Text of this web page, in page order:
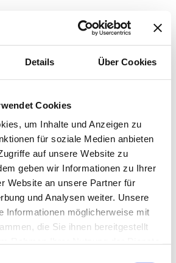
Details Über Cookies
Cookies
um Inhalte und Anzeigen zu
für soziale Medien anbieten
auf unsere Website zu
geben wir Informationen zu Ihrer
Website an unsere Partner für
und Analysen weiter. Unsere
Informationen möglicherweise mit
die Sie ihnen bereitgestellt